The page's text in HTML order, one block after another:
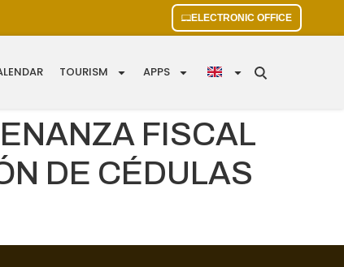
ELECTRONIC OFFICE
TOURISM APPS
FISCAL
DE CÉDULAS